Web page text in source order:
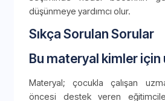
düşünmeye yardımcı olur.
Sıkça Sorulan Sorular
Bu materyal kimler için
Materyal; çocukla çalışan
öncesi destek veren